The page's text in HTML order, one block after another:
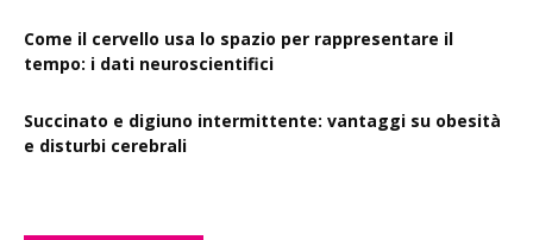
Come il cervello usa lo spazio per rappresentare il
tempo: i dati neuroscientifici
Succinato e digiuno intermittente: vantaggi su obesità
e disturbi cerebrali